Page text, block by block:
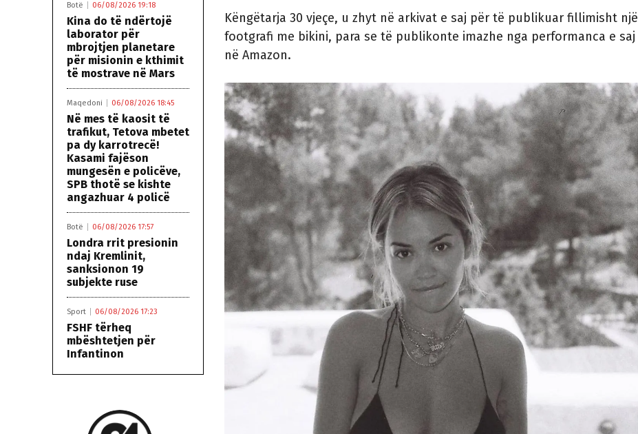
Botë 06/08/2026 19:18
Kina do të ndërtojë
laborator për
mbrojtjen planetare
për misionin e kthimit
të mostrave në Mars
Maqedoni 06/08/2026 18:45
Në mes të kaosit të
trafikut, Tetova mbetet
pa dy karrotrecë!
Kasami fajëson
mungesën e policëve,
SPB thotë se kishte
angazhuar 4 policë
Botë 06/08/2026 17:57
Londra rrit presionin
ndaj Kremlinit,
sanksionon 19
subjekte ruse
Sport 06/08/2026 17:23
FSHF tërheq
mbështetjen për
Infantinon
Këngëtarja 30 vjeçe, u zhyt në arkivat e saj për të publikuar fillimisht një
footgrafi me bikini, para se të publikonte imazhe nga performanca e saj
në Amazon.